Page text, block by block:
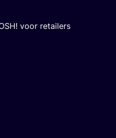
voor retailers